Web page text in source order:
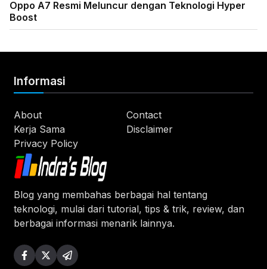
Oppo A7 Resmi Meluncur dengan Teknologi Hyper
Boost
Blog yang membahas berbagai hal tentang
teknologi, mulai dari tutorial, tips & trik, review, dan
berbagai informasi menarik lainnya.
Informasi
About
Contact
Kerja Sama
Disclaimer
Privacy Policy